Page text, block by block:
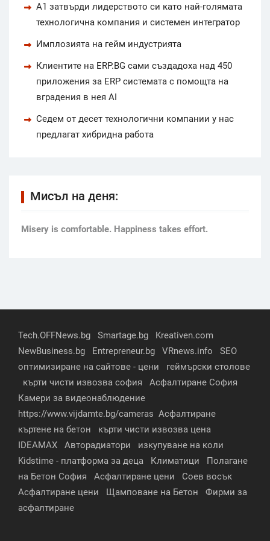
А1 затвърди лидерството си като най-голямата
технологична компания и системен интегратор
Имплозията на гейм индустрията
Клиентите на ERP.BG сами създадоха над 450
приложения за ERP системата с помощта на
вградения в нея AI
Седем от десет технологични компании у нас
предлагат хибридна работа
Мисъл на деня:
Мisery is comfortable. Happiness takes effort.
Tech.OFFNews.bg Smartage.bg
Kreativen.com
NewBusiness.bg
Entrepreneur.bg VRnews.info
SEO
оптимизиране на сайтове - цени
геймърски столове
кърти чисти извозва софия
Асфалтиране София
Камери за видеонаблюдение
https://www.vijdamte.bg/cameras Асфалтиране
къртене на бетон
кърти чисти извозва цена
IDEAMAX
Авторадиатори
изкупуване на коли
Kidstime - платформа за деца
Климатици
Полагане
на Бетон София
Асфалтиране цени
Соев восък
Асфалтиране цени
Щамповане на Бетон
Фирми за
асфалтиране